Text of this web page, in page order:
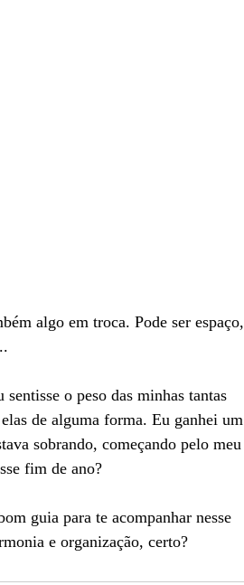
algo em troca. Pode ser espaço,
o peso das minhas tantas
de alguma forma. Eu ganhei um
sobrando, começando pelo meu
fim de ano?
guia para te acompanhar nesse
e organização, certo?